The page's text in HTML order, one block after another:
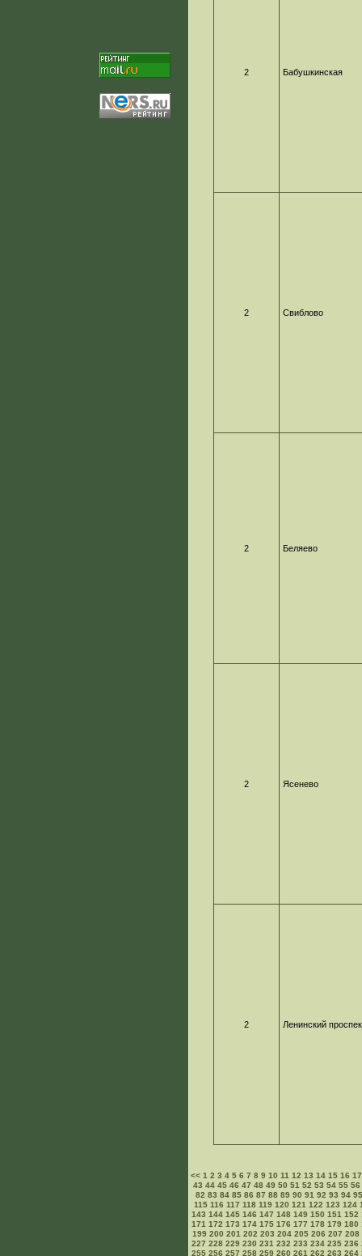
2 Бабушкинская
2 Свиблово
2 Беляево
2 Ясенево
2 Ленинский
<<1 2 3 4 5 6 7 8 9 10 11 12 13 14 15 16 17
43 44 45 46 47 48 49 50 51 52 53 54 55 56
82 83 84 85 86 87 88 89 90 91 92 93 94 95
115 116 117 118 119 120 121 122 123 124
143 144 145 146 147 148 149 150 151 152
171 172 173 174 175 176 177 178 179 180
199 200 201 202 203 204 205 206 207 208
227 228 229 230 231 232 233 234 235 236
255 256 257 258 259 260 261 262 263 264